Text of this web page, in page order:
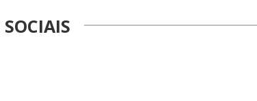
SOCIAIS